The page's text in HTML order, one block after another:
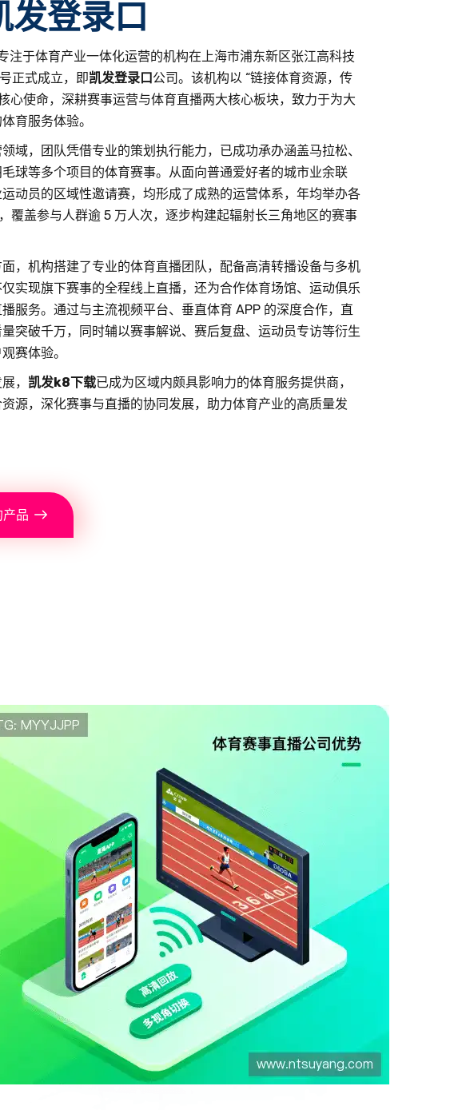
发登录口
注于体育产业一体化运营的机构在上海市浦东新区张江高科技
正式成立，即凯发登录口公司。该机构以 “链接体育资源，传
心使命，深耕赛事运营与体育直播两大核心板块，致力于为大
育服务体验。
域，团队凭借专业的策划执行能力，已成功承办涵盖马拉松、
球等多个项目的体育赛事。从面向普通爱好者的城市业余联
动员的区域性邀请赛，均形成了成熟的运营体系，年均举办各
覆盖参与人群逾 5 万人次，逐步构建起辐射长三角地区的赛事
，机构搭建了专业的体育直播团队，配备高清转播设备与多机
实现旗下赛事的全程线上直播，还为合作体育场馆、运动俱乐
服务。通过与主流视频平台、垂直体育 APP 的深度合作，直
突破千万，同时辅以赛事解说、赛后复盘、运动员专访等衍生
赛体验。
， 凯发k8下载已成为区域内颇具影响力的体育服务提供商，
源，深化赛事与直播的协同发展，助力体育产业的高质量发
品